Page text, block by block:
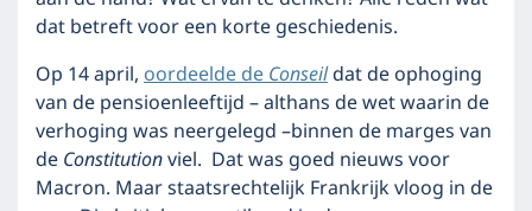
dat betreft voor een korte geschiedenis.
Op 14 april,oordeelde deConseildat de ophoging
van de pensioenleeftijd – althans de wet waarin de
verhoging was neergelegd –binnen de marges van
deConstitutionviel. Dat was goed nieuws voor
Macron. Maar staatsrechtelijk Frankrijk vloog in de